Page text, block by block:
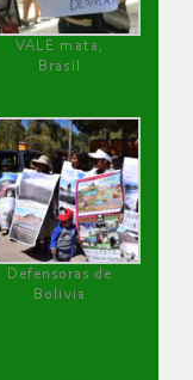
VALE mata,
Brasil
Defensoras de
Bolivia